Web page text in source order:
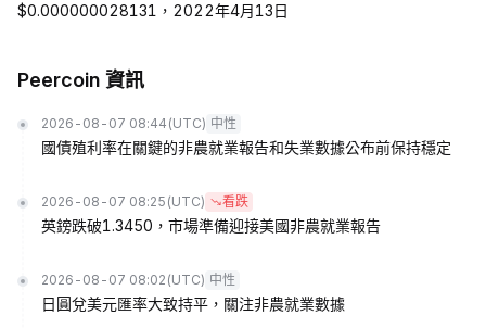
$0.000000028131，2022年4月13日
Peercoin 資訊
2026-08-07 08:44 (UTC) 中性
國債殖利率在關鍵的非農就業報告和失業數據公布前保持穩定
2026-08-07 08:25 (UTC) 看跌
英鎊跌破1.3450，市場準備迎接美國非農就業報告
2026-08-07 08:02 (UTC) 中性
日圓兌美元匯率大致持平，關注非農就業數據